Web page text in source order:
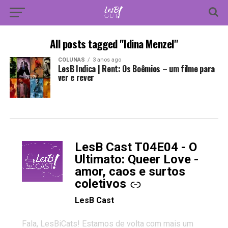
All posts tagged "Idina Menzel"
COLUNAS 3 anos ago
LesB Indica | Rent: Os Boêmios – um filme para
ver e rever
LesB Cast T04E04 - O
Ultimato: Queer Love -
amor, caos e surtos
coletivos
-
LesB Cast
Fala, LesBiCats! Estamos de volta com mais um